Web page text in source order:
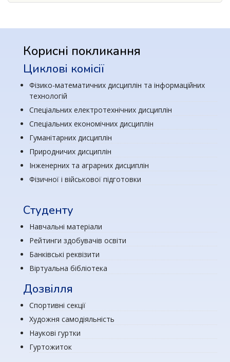
Корисні покликання
Циклові комісії
Фізико-математичних дисциплін та інформаційних
технологій
Спеціальних електротехнічних дисциплін
Спеціальних економічних дисциплін
Гуманітарних дисциплін
Природничих дисциплін
Інженерних та аграрних дисциплін
Фізичної і військової підготовки
Студенту
Навчальні матеріали
Рейтинги здобувачів освіти
Банківські реквізити
Віртуальна бібліотека
Дозвілля
Спортивні секції
Художня самодіяльність
Наукові гуртки
Гуртожиток